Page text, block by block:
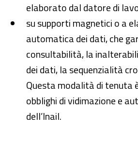
elaborato dal datore di
su supporti magnetici o a
automatica dei dati, che
consultabilità, la
dei dati, la sequenzialità
Questa modalità di
obblighi di vidimazione e
dell’Inail.